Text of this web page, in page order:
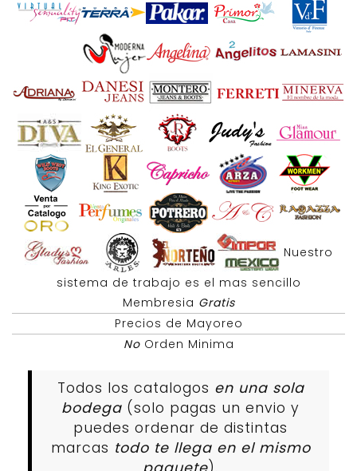
Nuestro
sistema de trabajo es el mas sencillo
Membresia Gratis
Precios de Mayoreo
NoOrden Minima
Todos los catalogos en una sola
bodega (solo pagas un envio y
puedes ordenar de distintas
marcas todo te llega en el mismo